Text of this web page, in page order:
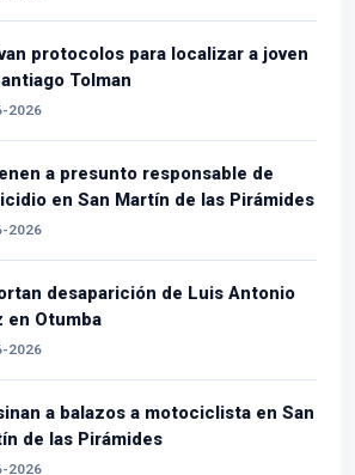
protocolos para localizar a joven
Tolman
2026
a presunto responsable de
en San Martín de las Pirámides
2026
desaparición de Luis Antonio
en Otumba
2026
a balazos a motociclista en San
de las Pirámides
2026